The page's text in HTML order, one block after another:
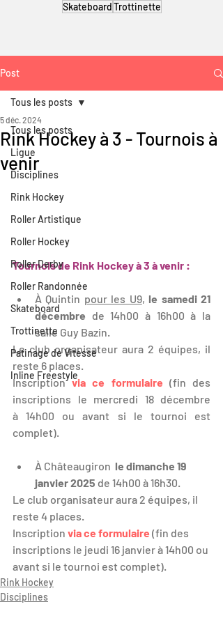
SkateboardTrottinette
Post
Tous les posts
Ligue
Disciplines
Rink Hockey
Roller Artistique
Roller Hockey
Roller Derby
Roller Randonnée
Skateboard
Trottinette
Patinage de Vitesse
Inline Freestyle
Tous les posts
Rink Hockey à 3 - Tournois à
venir
5 déc. 2024
Tournois de Rink Hockey à 3 à venir :
À Quintin pour les U9, le samedi 21
décembre de 14h00 à 16h00 à la
salle Guy Bazin.
Le club organisateur aura 2 équipes, il
reste 6 places.
Inscription via ce formulaire (fin des
inscriptions le mercredi 18 décembre
à 14h00 ou avant si le tournoi est
complet).
À Châteaugiron le dimanche 19
janvier 2025 de 14h00 à 16h30.
Le club organisateur aura 2 équipes, il
reste 4 places.
Inscription via ce formulaire (fin des
inscriptions le jeudi 16 janvier à 14h00 ou
avant si le tournoi est complet).
Rink Hockey
Disciplines